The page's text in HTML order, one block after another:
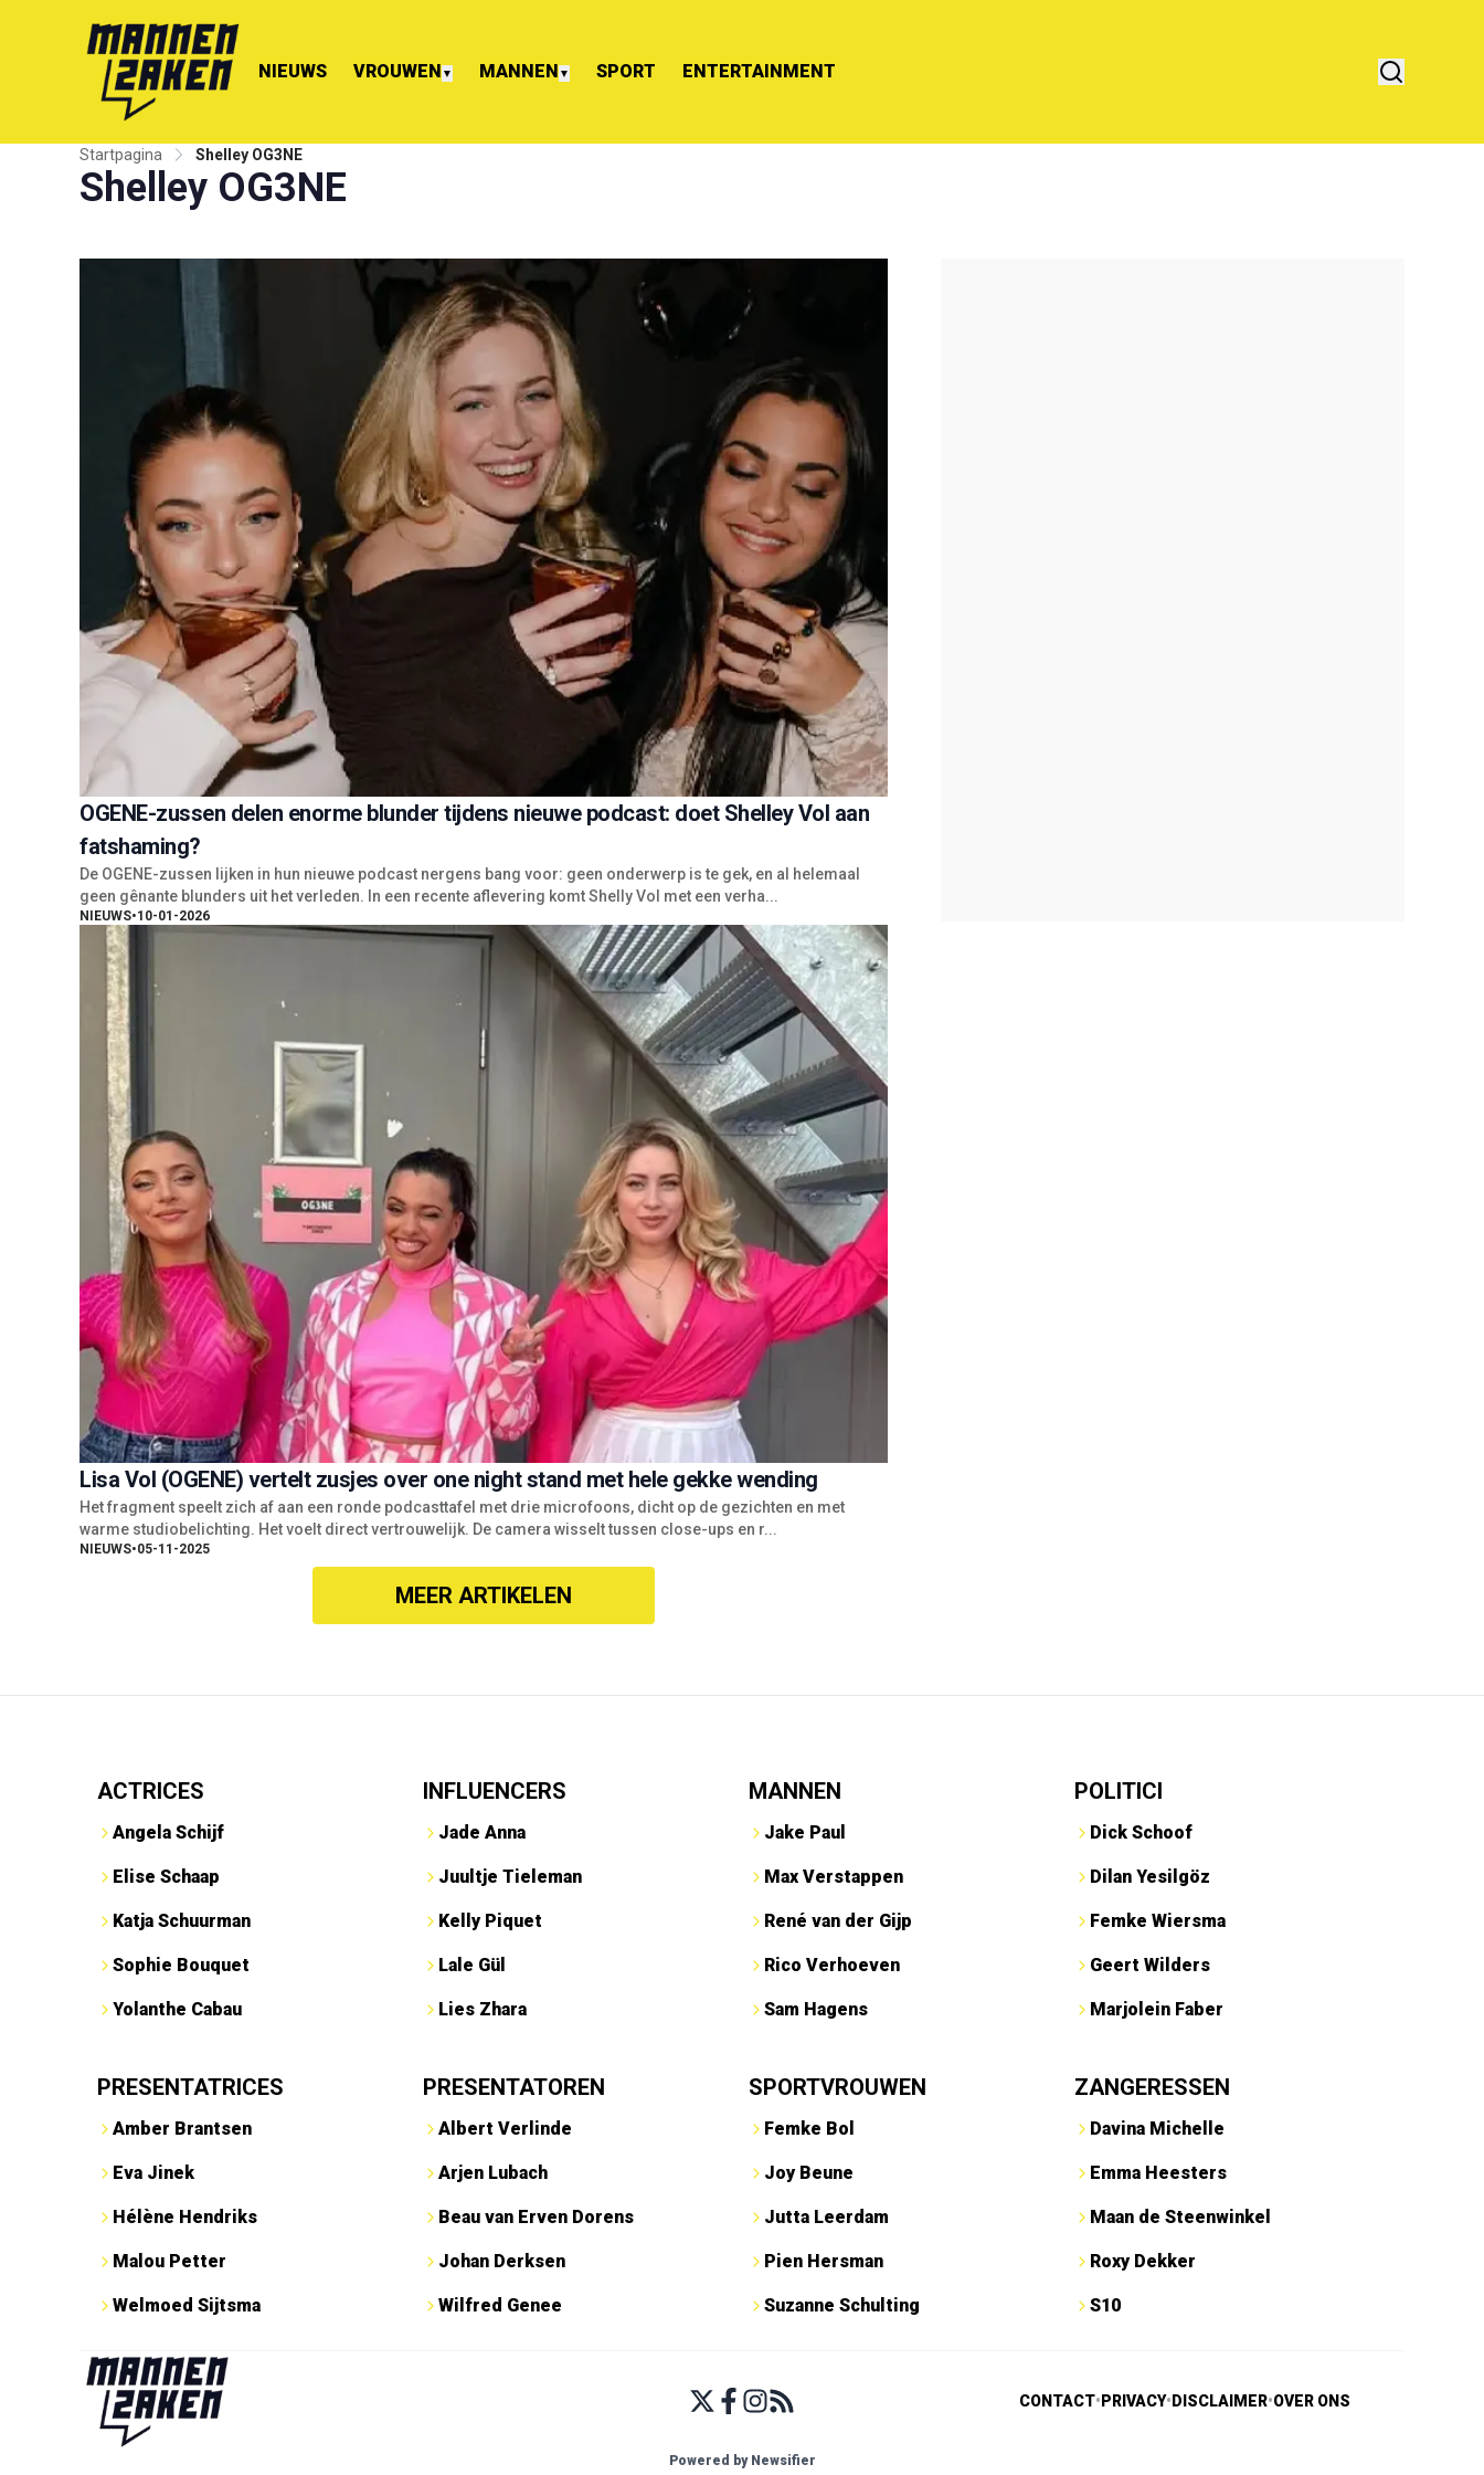
NIEUWS VROUWEN ▼ MANNEN ▼ SPORT ENTERTAINMENT
Startpagina Shelley OG3NE
Shelley OG3NE
OGENE-zussen delen enorme blunder tijdens nieuwe podcast: doet Shelley Vol aan
fatshaming?
De OGENE-zussen lijken in hun nieuwe podcast nergens bang voor: geen onderwerp is te gek, en al helemaal
geen gênante blunders uit het verleden. In een recente aflevering komt Shelly Vol met een verha...
NIEUWS•10-01-2026
Lisa Vol (OGENE) vertelt zusjes over one night stand met hele gekke wending
Het fragment speelt zich af aan een ronde podcasttafel met drie microfoons, dicht op de gezichten en met
warme studiobelichting. Het voelt direct vertrouwelijk. De camera wisselt tussen close-ups en r...
NIEUWS•05-11-2025
MEER ARTIKELEN
ACTRICES
Angela Schijf
Elise Schaap
Katja Schuurman
Sophie Bouquet
Yolanthe Cabau
INFLUENCERS
Jade Anna
Juultje Tieleman
Kelly Piquet
Lale Gül
Lies Zhara
MANNEN
Jake Paul
Max Verstappen
René van der Gijp
Rico Verhoeven
Sam Hagens
POLITICI
Dick Schoof
Dilan Yesilgöz
Femke Wiersma
Geert Wilders
Marjolein Faber
PRESENTATRICES
Amber Brantsen
Eva Jinek
Hélène Hendriks
Malou Petter
Welmoed Sijtsma
PRESENTATOREN
Albert Verlinde
Arjen Lubach
Beau van Erven Dorens
Johan Derksen
Wilfred Genee
SPORTVROUWEN
Femke Bol
Joy Beune
Jutta Leerdam
Pien Hersman
Suzanne Schulting
ZANGERESSEN
Davina Michelle
Emma Heesters
Maan de Steenwinkel
Roxy Dekker
S10
CONTACT• PRIVACY• DISCLAIMER•OVER ONS
Powered by Newsifier